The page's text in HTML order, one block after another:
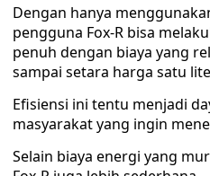
Dengan hanya
pengguna Fox-R bisa
penuh dengan biaya yang
sampai setara harga satu
Efisiensi ini tentu menjadi
masyarakat yang ingin
Selain biaya energi yang